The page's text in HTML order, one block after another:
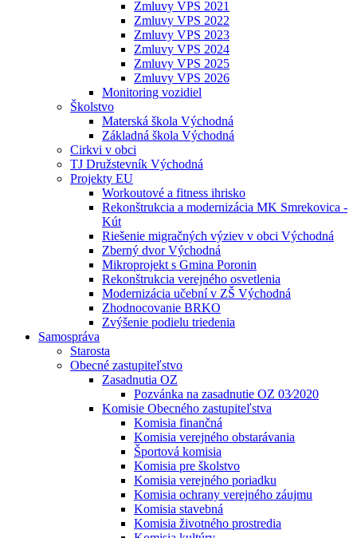
Zmluvy VPS 2021
Zmluvy VPS 2022
Zmluvy VPS 2023
Zmluvy VPS 2024
Zmluvy VPS 2025
Zmluvy VPS 2026
Monitoring vozidiel
Školstvo
Materská škola Východná
Základná škola Východná
Cirkvi v obci
TJ Družstevník Východná
Projekty EU
Workoutové a fitness ihrisko
Rekonštrukcia a modernizácia MK Smrekovica -
Kút
Riešenie migračných výziev v obci Východná
Zberný dvor Východná
Mikroprojekt s Gmina Poronin
Rekonštrukcia verejného osvetlenia
Modernizácia učební v ZŠ Východná
Zhodnocovanie BRKO
Zvýšenie podielu triedenia
Samospráva
Starosta
Obecné zastupiteľstvo
Zasadnutia OZ
Pozvánka na zasadnutie OZ 03⁄2020
Komisie Obecného zastupiteľstva
Komisia finančná
Komisia verejného obstarávania
Športová komisia
Komisia pre školstvo
Komisia verejného poriadku
Komisia ochrany verejného záujmu
Komisia stavebná
Komisia životného prostredia